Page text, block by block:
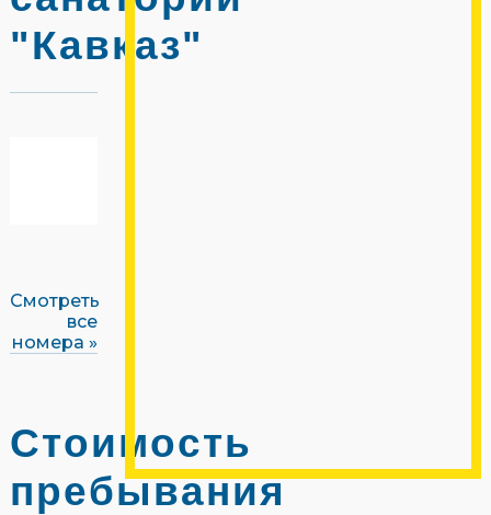
"Кавказ"
Смотреть
все
номера »
Стоимость
пребывания